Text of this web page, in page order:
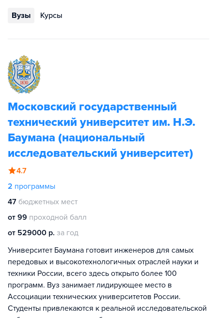
Вузы Курсы
Московский государственный
технический университет им. Н.Э.
Баумана (национальный
исследовательский университет)
4.7
2 программы
47 бюджетных мест
от 99 проходной балл
от 529000 р. за год
Университет Баумана готовит инженеров для самых
передовых и высокотехнологичных отраслей науки и
техники России, всего здесь открыто более 100
программ. Вуз занимает лидирующее место в
Ассоциации технических университетов России.
Студенты привлекаются к реальной исследовательской